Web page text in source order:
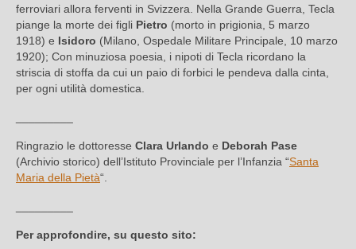
ferroviari allora ferventi in Svizzera. Nella Grande Guerra, Tecla
piange la morte dei figli Pietro (morto in prigionia, 5 marzo
1918) e Isidoro (Milano, Ospedale Militare Principale, 10 marzo
1920); Con minuziosa poesia, i nipoti di Tecla ricordano la
striscia di stoffa da cui un paio di forbici le pendeva dalla cinta,
per ogni utilità domestica.
Ringrazio le dottoresse Clara Urlando e Deborah Pase
(Archivio storico) dell’Istituto Provinciale per l’Infanzia “Santa
Maria della Pietà“.
Per approfondire, su questo sito: